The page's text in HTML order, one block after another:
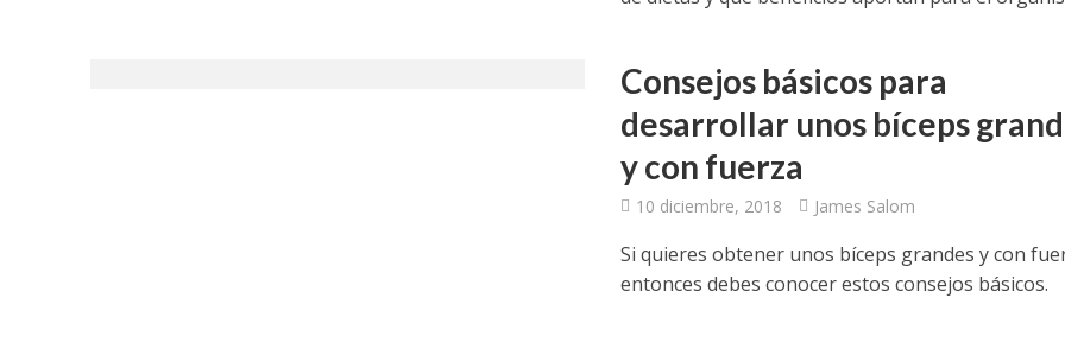
Consejos básicos para
desarrollar unos bíceps
y con fuerza
10 diciembre, 2018 James Salom
Si quieres obtener unos bíceps grandes y con
entonces debes conocer estos consejos básicos.